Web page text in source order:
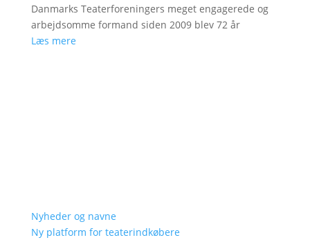
Danmarks Teaterforeningers meget engagerede og
arbejdsomme formand siden 2009 blev 72 år
Læs mere
Nyheder og navne
Ny platform for teaterindkøbere